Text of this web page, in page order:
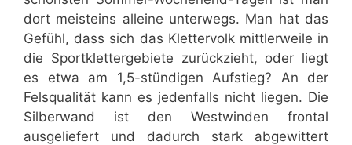
dort meisteins alleine unterwegs. Man hat das
Gefühl, dass sich das Klettervolk mittlerweile in
die Sportklettergebiete zurückzieht, oder liegt
es etwa am 1,5-stündigen Aufstieg? An der
Felsqualität kann es jedenfalls nicht liegen. Die
Silberwand ist den Westwinden frontal
ausgeliefert und dadurch stark abgewittert